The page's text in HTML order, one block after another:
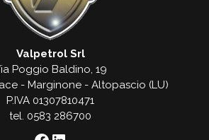
Valpetrol Srl
Poggio Baldino, 19
- Marginone - Altopascio (LU)
P.IVA 01307810471
tel. 0583 286700